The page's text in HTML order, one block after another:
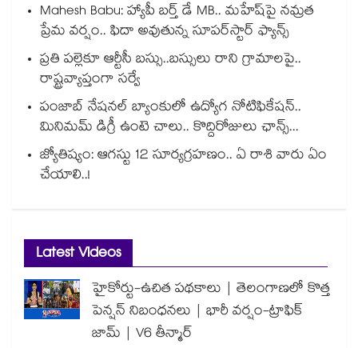
Mahesh Babu: హ్యాపీ బర్త్ డే MB.. మహేష్‌పై నమ్రత
ప్రేమ వర్షం.. ఫిదా అవుతున్న సూపర్‌స్టార్ ఫ్యాన్స్
ప్రతి పల్లెకూ ఆర్టీసీ బస్సు..బస్సులు రాని గ్రామాలపై..
రాష్ట్రవ్యాప్తంగా సర్వే
పంజాబ్ నేషనల్ బ్యాంకులో ఉద్యోగ నోటిఫికేషన్..
మినిమమ్ డిగ్రీ ఉంటె చాలు.. కొద్దిరోజులు ఛాన్స్...
జ్యోతిష్యం: ఆగస్టు 12 సూర్యగ్రహణం.. ఏ రాశి వారు ఏం
చేయాలి..!
Latest Videos
హైకోర్టు-ఉచిత పథకాలు | తెలంగాణలో కొత్త
పెన్షన్ నిబంధనలు | భారీ వర్షం-ట్రాఫిక్
జామ్ | V6 తీన్మార్